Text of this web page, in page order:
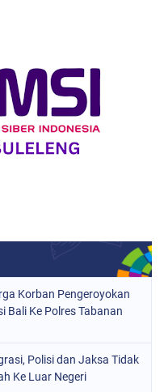
Korban Pengeroyokan
Bali Ke Polres Tabanan
Polisi dan Jaksa Tidak
Ke Luar Negeri